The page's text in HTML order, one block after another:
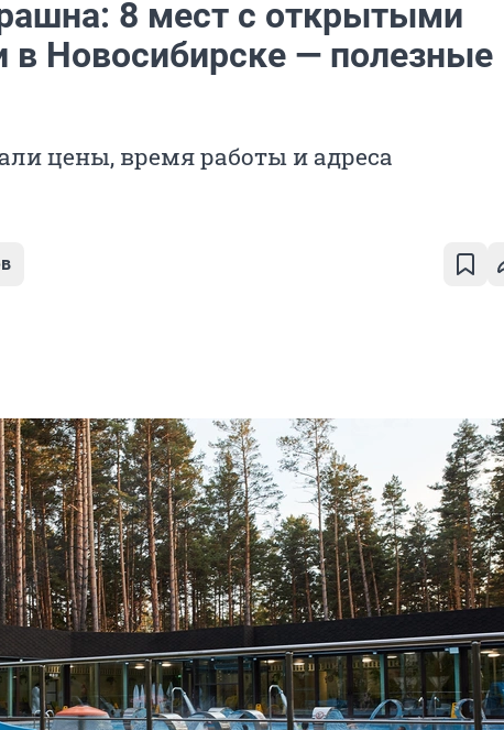
8 мест с открытыми
в Новосибирске — полезные
цены, время работы и адреса